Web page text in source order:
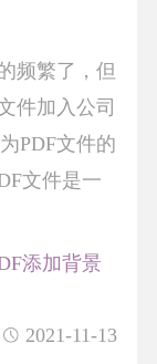
频繁了，但
件加入公司
PDF文件的
文件是一
2021-11-13
添加背景